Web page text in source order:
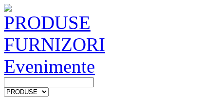
PRODUSE
FURNIZORI
Evenimente